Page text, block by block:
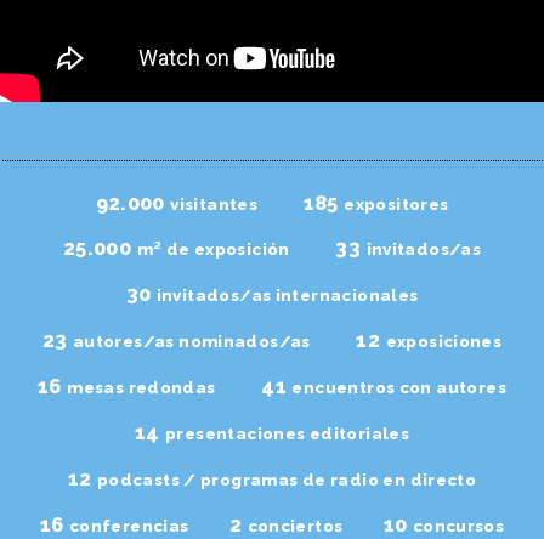
92.000visitantes 185 expositores
25.000 m² de exposición 33 invitados/as
30 invitados/as internacionales
23 autores/as nominados/as 12 exposiciones
16 mesas redondas 41 encuentros con autores
14 presentaciones editoriales
12 podcasts / programas de radio en directo
16 conferencias 2 conciertos 10 concursos